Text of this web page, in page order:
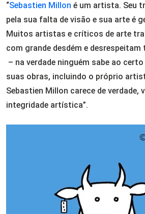
“Sebastien Millon é um artista. Seu
pela sua falta de visão e sua arte é
Muitos artistas e críticos de arte
com grande desdém e desrespeitam
– na verdade ninguém sabe ao
suas obras, incluindo o próprio
Sebastien Millon carece de verdade,
integridade artística”.